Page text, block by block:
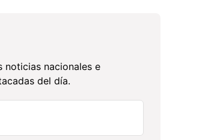
noticias nacionales e
del día.